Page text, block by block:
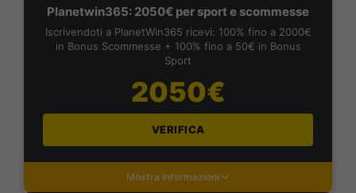
Planetwin365: 2050€ per sport e scommesse
Iscrivendoti a PlanetWin365 ricevi: 100% fino a 2000€
in Bonus Scommesse + 100% fino a 50€ in Bonus
Sport
2050€
VERIFICA
Mostra Informazioni